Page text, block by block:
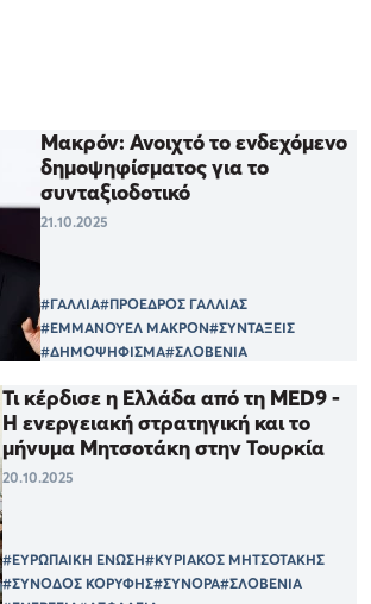
Μακρόν: Ανοιχτό το ενδεχόμενο
δημοψηφίσματος για το
συνταξιοδοτικό
21.10.2025
#ΓΑΛΛΙΑ#ΠΡΟΕΔΡΟΣ ΓΑΛΛΙΑΣ
#ΕΜΜΑΝΟΥΕΛ ΜΑΚΡΟΝ#ΣΥΝΤΑΞΕΙΣ
#ΔΗΜΟΨΗΦΙΣΜΑ#ΣΛΟΒΕΝΙΑ
Τι κέρδισε η Ελλάδα από τη MED9 -
Η ενεργειακή στρατηγική και το
μήνυμα Μητσοτάκη στην Τουρκία
20.10.2025
#ΕΥΡΩΠΑΙΚΗ ΕΝΩΣΗ#ΚΥΡΙΑΚΟΣ ΜΗΤΣΟΤΑΚΗΣ
#ΣΥΝΟΔΟΣ ΚΟΡΥΦΗΣ#ΣΥΝΟΡΑ#ΣΛΟΒΕΝΙΑ